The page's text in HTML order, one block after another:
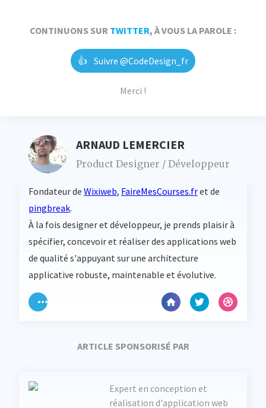
CONTINUONS SUR TWITTER, À VOUS LA PAROLE :
👍 Suivre @CodeDesign_fr
Merci !
ARNAUD LEMERCIER
Product Designer / Développeur
Fondateur de Wixiweb, FaireMesCourses.fret de
pingbreak.
À la fois designer et développeur, je prends plaisir à
spécifier, concevoir et réaliser des applications web
de qualité s'appuyant sur une architecture
applicative robuste, maintenable et évolutive.
ARTICLE SPONSORISÉ PAR
Expert en conception et
réalisation d'application web